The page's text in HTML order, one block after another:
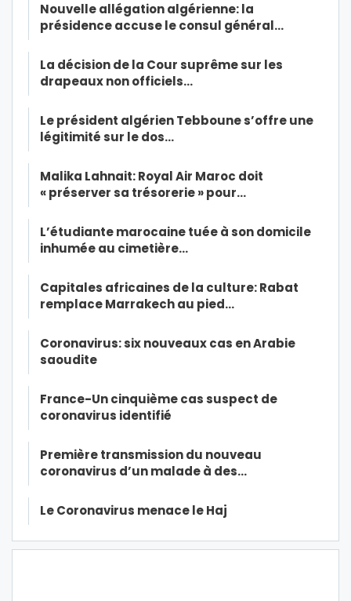
Nouvelle allégation algérienne: la
présidence accuse le consul général…
La décision de la Cour suprême sur les
drapeaux non officiels…
Le président algérien Tebboune s’offre une
légitimité sur le dos…
Malika Lahnait: Royal Air Maroc doit
« préserver sa trésorerie » pour…
L’étudiante marocaine tuée à son domicile
inhumée au cimetière…
Capitales africaines de la culture: Rabat
remplace Marrakech au pied…
Coronavirus: six nouveaux cas en Arabie
saoudite
France-Un cinquième cas suspect de
coronavirus identifié
Première transmission du nouveau
coronavirus d’un malade à des…
Le Coronavirus menace le Haj